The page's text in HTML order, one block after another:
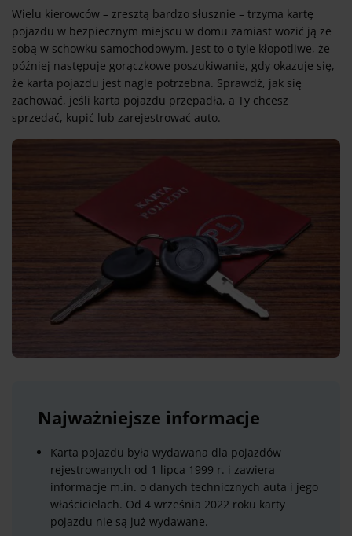
Wielu kierowców – zresztą bardzo słusznie – trzyma kartę
pojazdu w bezpiecznym miejscu w domu zamiast wozić ją ze
sobą w schowku samochodowym. Jest to o tyle kłopotliwe, że
później następuje gorączkowe poszukiwanie, gdy okazuje się,
że karta pojazdu jest nagle potrzebna. Sprawdź, jak się
zachować, jeśli karta pojazdu przepadła, a Ty chcesz
sprzedać, kupić lub zarejestrować auto.
Najważniejsze informacje
Karta pojazdu była wydawana dla pojazdów
rejestrowanych od 1 lipca 1999 r. i zawiera
informacje m.in. o danych technicznych auta i jego
właścicielach. Od 4 września 2022 roku karty
pojazdu nie są już wydawane.